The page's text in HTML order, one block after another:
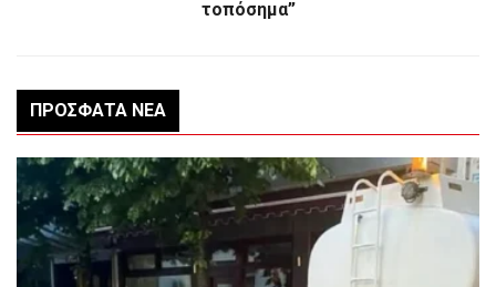
τοπόσημα”
ΠΡΌΣΦΑΤΑ ΝΈΑ